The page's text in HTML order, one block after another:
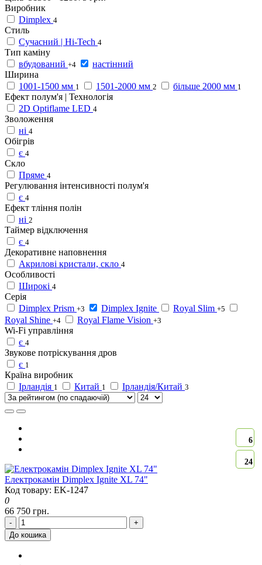
Виробник
Dimplex 4
Стиль
Сучасний | Hi-Tech 4
Тип каміну
вбудований +4
настінний
Ширина
1001-1500 мм 1 1501-2000 мм 2 більше 2000 мм 1
Ефект полум'я | Технологія
2D Optiflame LED 4
Зволоження
ні 4
Обігрів
є 4
Скло
Пряме 4
Регулювання інтенсивності полум'я
є 4
Ефект тління полін
ні 2
Таймер відключення
є 4
Декоративне наповнення
Акрилові кристали, скло 4
Особливості
Широкі 4
Серія
Dimplex Prism +3 Dimplex Ignite Royal Slim +5
Royal Shine +4 Royal Flame Vision +3
Wi-Fi управління
є 4
Звукове потріскування дров
є 1
Країна виробник
Ірландія 1 Китай 1 Ірландія/Китай 3
6
24
Електрокамін Dimplex Ignite XL 74"
Код товару: EK-1247
0
66 750 грн.
-
+
До кошика